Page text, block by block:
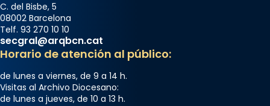
C. del Bisbe, 5
08002 Barcelona
Telf. 93 270 10 10
secgral@arqbcn.cat
Horario de atención al público:
de lunes a viernes, de 9 a 14 h.
Visitas al Archivo Diocesano:
de lunes a jueves, de 10 a 13 h.